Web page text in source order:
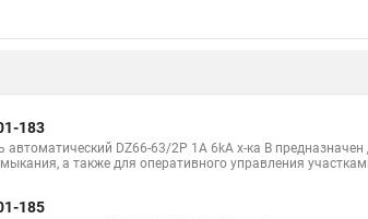
183
автоматический DZ66-63/2P 1A 6kA х-ка B
а также для оперативного управления
185